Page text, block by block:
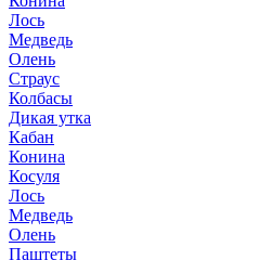
Лось
Медведь
Олень
Страус
Колбасы
Дикая утка
Кабан
Конина
Косуля
Лось
Медведь
Олень
Паштеты